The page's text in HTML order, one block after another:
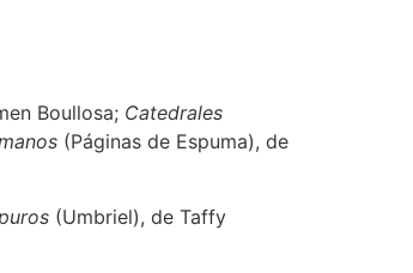
Boullosa; Catedrales
(Páginas de Espuma), de
(Umbriel), de Taffy